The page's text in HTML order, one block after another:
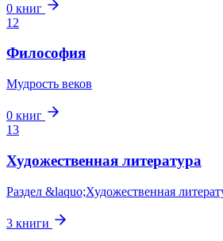
0 книг
12
Философия
Мудрость веков
0 книг
13
Художественная литература
Раздел &laquo;Художественная
3 книги